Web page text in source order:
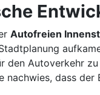
Autofreien
den Autoverkehr
nachwies, dass der